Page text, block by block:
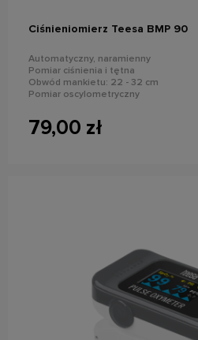
Ciśnieniomierz Teesa BMP 90
Automatyczny, naramienny
Pomiar ciśnienia i tętna
Obwód mankietu: 22 - 32 cm
Pomiar oscylometryczny
Wykrywanie arytmii serca
79,00 zł